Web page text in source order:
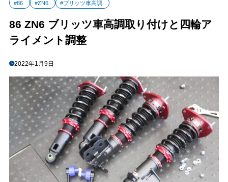
#86
#ZN6 #ブリッツ車高調
86 ZN6 ブリッツ車高調取り付けと四輪ア
ライメント調整
2022年1月9日